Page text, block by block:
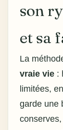
son
et sa
La
vraie vie :
limitées,
garde une